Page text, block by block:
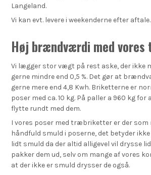
Langeland.
Vi kan evt. levere i weekenderne efter aftale.
Høj brændværdi med
Vi lægger stor vægt på rest aske, der ikke
gerne mindre end 0,5 %. Det gør at
gerne mere end 4,8 Kwh. Briketterne er
poser med ca. 10 kg. På paller a 960 kg for
flytte rundt med dem.
I vores poser med træbriketter er der som
håndfuld smuld i poserne, det betyder
lidt smuld da der altid alligevel vil drysse
pakker dem ud, selv om mange af vores
at der ikke er smuld drysser de også.